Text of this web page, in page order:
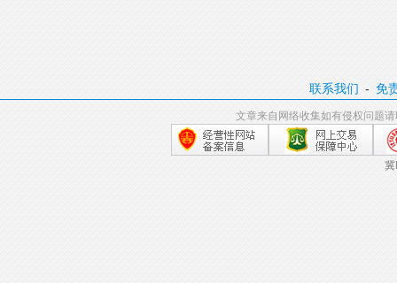
联系我们 -免
文章来自网络收集如有侵权问题